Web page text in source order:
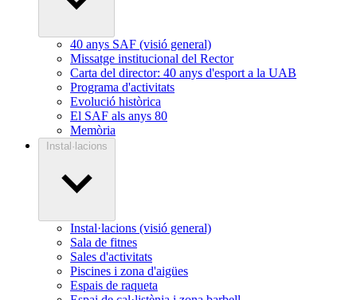
40 anys SAF (visió general)
Missatge institucional del Rector
Carta del director: 40 anys d'esport a la UAB
Programa d'activitats
Evolució històrica
El SAF als anys 80
Memòria
Instal·lacions
Instal·lacions (visió general)
Sala de fitnes
Sales d'activitats
Piscines i zona d'aigües
Espais de raqueta